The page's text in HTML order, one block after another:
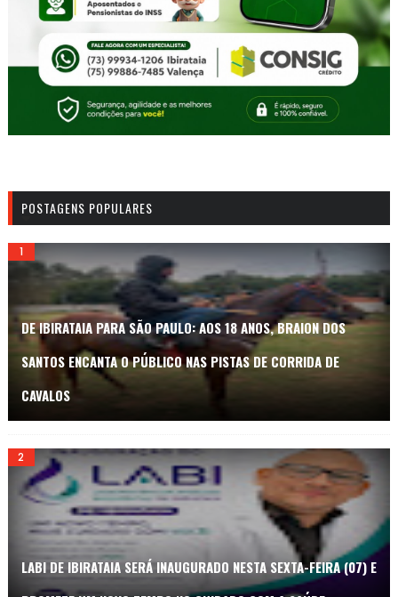
POSTAGENS POPULARES
DE IBIRATAIA PARA SÃO PAULO: AOS 18 ANOS, BRAION DOS
SANTOS ENCANTA O PÚBLICO NAS PISTAS DE CORRIDA DE
CAVALOS
LABI DE IBIRATAIA SERÁ INAUGURADO NESTA SEXTA-FEIRA (07) E